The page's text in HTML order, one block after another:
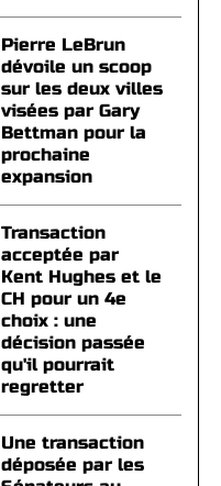
Pierre LeBrun
dévoile un scoop
sur les deux villes
visées par Gary
Bettman pour la
prochaine
expansion
Transaction
acceptée par
Kent Hughes et le
CH pour un 4e
choix : une
décision passée
qu'il pourrait
regretter
Une transaction
déposée par les